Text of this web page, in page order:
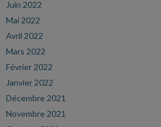
Juin 2022
Mai 2022
Avril 2022
Mars 2022
Février 2022
Janvier 2022
Décembre 2021
Novembre 2021